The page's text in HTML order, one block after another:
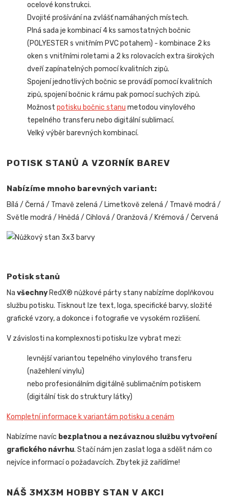
ocelové konstrukci.
Dvojité prošívání na zvlášť namáhaných místech.
Plná sada je kombinací 4 ks samostatných bočnic
(POLYESTER s vnitřním PVC potahem) - kombinace 2 ks
oken s vnitřními roletami a 2 ks rolovacích extra širokých
dveří zapínatelných pomocí kvalitních zipů.
Spojení jednotlivých bočnic se provádí pomocí kvalitních
zipů, spojení bočnic k rámu pak pomocí suchých zipů.
Možnostpotisku bočnic stanu metodou vinylového
tepelného transferu nebo digitální sublimací.
Velký výběr barevných kombinací.
POTISK STANŮ A VZORNÍK BAREV
Nabízíme mnoho barevných variant:
Bílá / Černá / Tmavě zelená / Limetkově zelená / Tmavě modrá /
Světle modrá / Hnědá / Cihlová / Oranžová / Krémová / Červená
Potisk stanů
Navšechny RedX® nůžkové párty stany nabízíme doplňkovou
službu potisku. Tisknout lze text, loga, specifické barvy, složité
grafické vzory, a dokonce i fotografie ve vysokém rozlišení.
V závislosti na komplexnosti potisku lze vybrat mezi:
levnější variantou tepelného vinylového transferu
(nažehlení vinylu)
nebo profesionálním digitálně sublimačním potiskem
(digitální tisk do struktury látky)
Kompletní informace k variantám potisku a cenám
Nabízíme navíc bezplatnou a nezávaznou službu vytvoření
grafického návrhu. Stačí nám jen zaslat loga a sdělit nám co
nejvíce informací o požadavcích. Zbytek již zařídíme!
NÁŠ 3MX3M HOBBY STAN V AKCI